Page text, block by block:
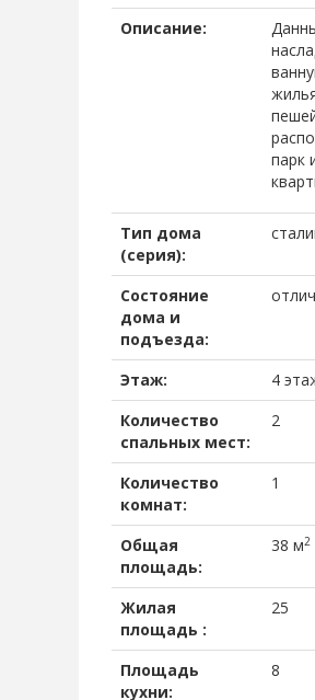
Описание:
парк
Тип дома
(серия):
Состояние
дома и
подъезда:
Этаж:
4
Количество
спальных мест:
2
Количество
комнат:
1
Общая
площадь:
38 м2
Жилая
площадь :
25
Площадь
кухни:
8